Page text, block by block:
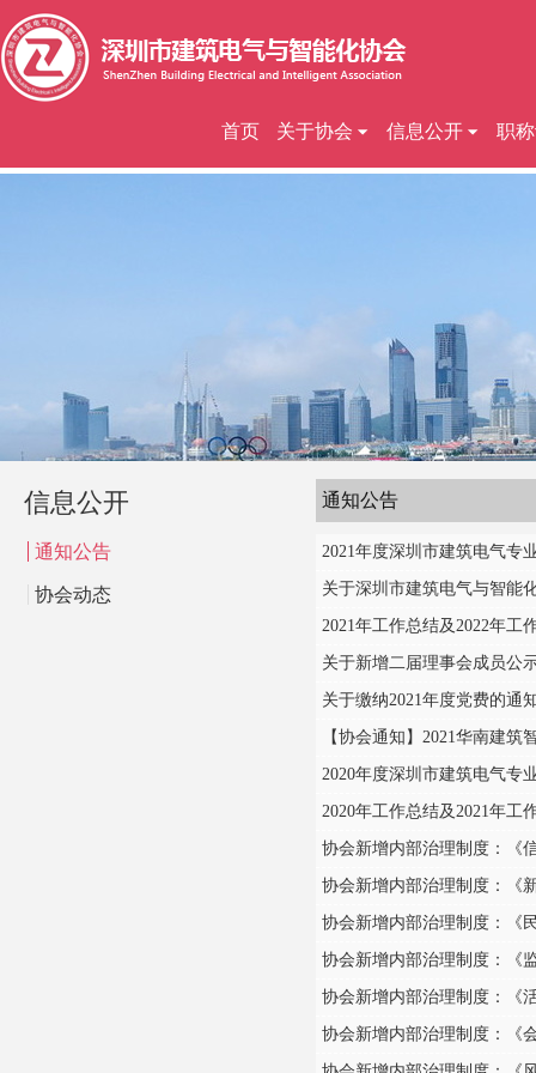
首页 关于协会 信息公开 职
信息公开
通知公告
协会动态
通知公告
2021年度深圳市建筑电气专
关于深圳市建筑电气与智能
2021年工作总结及2022年工
关于新增二届理事会成员公
关于缴纳2021年度党费的通
【协会通知】2021华南建
2020年度深圳市建筑电气专
2020年工作总结及2021年工
协会新增内部治理制度：《
协会新增内部治理制度：《
协会新增内部治理制度：《
协会新增内部治理制度：《
协会新增内部治理制度：《
协会新增内部治理制度：《